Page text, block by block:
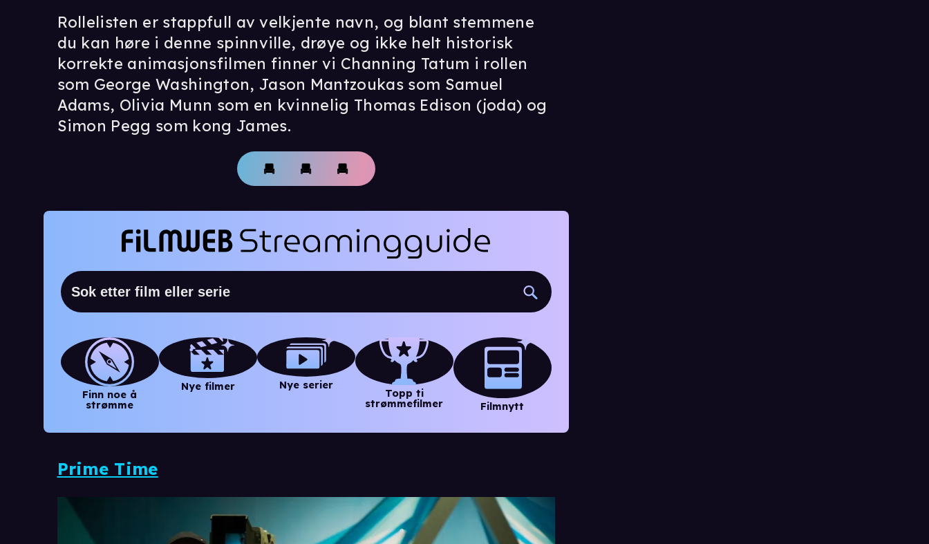
Rollelisten er stappfull av velkjente navn, og blant stemmene
du kan høre i denne spinnville, drøye og ikke helt historisk
korrekte animasjonsfilmen finner vi Channing Tatum i rollen
som George Washington, Jason Mantzoukas som Samuel
Adams, Olivia Munn som en kvinnelig Thomas Edison (joda) og
Simon Pegg som kong James.
Finn noe å
strømme
Nye filmer Nye serier
Topp ti
strømmefilmer
Filmnytt
Prime Time